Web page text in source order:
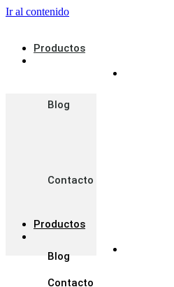
Ir al contenido
Productos
Blog
Contacto
Productos
Blog
Contacto